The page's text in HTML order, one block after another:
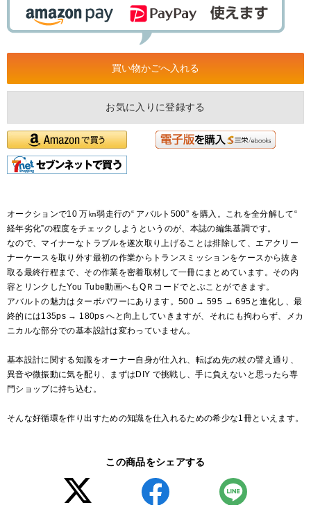
お気に入りに登録する
オークションで10 万㎞弱走行の“ アバルト500” を購入。これを全分解して“
経年劣化”の程度をチェックしようというのが、本誌の編集基調です。
なので、マイナーなトラブルを遂次取り上げることは排除して、エアクリー
ナーケースを取り外す最初の作業からトランスミッションをケースから抜き
取る最終行程まで、その作業を密着取材して一冊にまとめています。その内
容とリンクしたYou Tube動画へもQＲコードでとぶことができます。
アバルトの魅力はターボパワーにあります。500 → 595 → 695と進化し、最
終的には135ps → 180ps へと向上していきますが、それにも拘わらず、メカ
ニカルな部分での基本設計は変わっていません。
基本設計に関する知識をオーナー自身が仕入れ、転ばぬ先の杖の譬え通り、
異音や微振動に気を配り、まずはDIY で挑戦し、手に負えないと思ったら専
門ショップに持ち込む。
そんな好循環を作り出すための知識を仕入れるための希少な1冊といえます。
この商品をシェアする